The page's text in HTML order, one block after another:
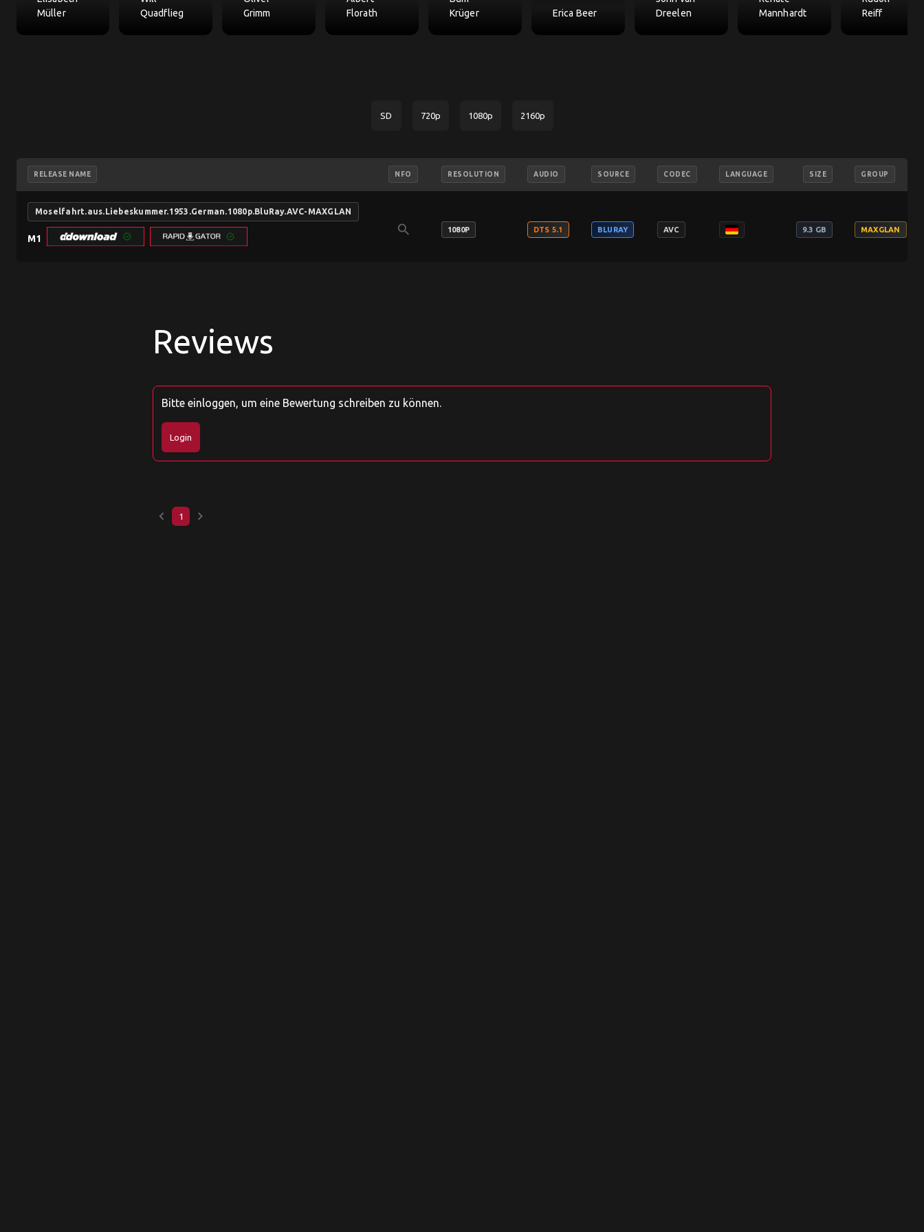
Müller
Quadflieg
Grimm
Florath
Krüger
Erica Beer
Dreelen
Mannhardt
Reiff
SD 720p 1080p 2160p
RELEASE NAME NFO RESOLUTION AUDIO SOURCE CODEC LANGUAGE SIZE GROUP
Moselfahrt.aus.Liebeskummer.1953.German.1080p.BluRay.AVC-MAXGLAN
M1
search 1080P DTS 5.1 BLURAY AVC 9.3 GB MAXGLAN
Reviews
Bitte einloggen, um eine Bewertung schreiben zu können.
Login
keyboard_arrow_left 1 keyboard_arrow_right